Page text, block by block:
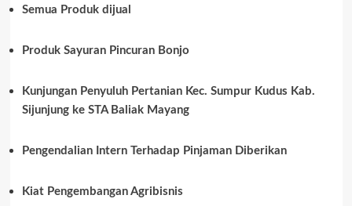
Semua Produk dijual
Produk Sayuran Pincuran Bonjo
Kunjungan Penyuluh Pertanian Kec. Sumpur Kudus Kab.
Sijunjung ke STA Baliak Mayang
Pengendalian Intern Terhadap Pinjaman Diberikan
Kiat Pengembangan Agribisnis